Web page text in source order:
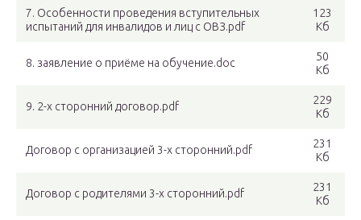
7. Особенности проведения вступительных
испытаний для инвалидов и лиц с ОВЗ.pdf
123
Кб
8. заявление о приёме на обучение.doc
50
Кб
9. 2-х сторонний договор.pdf
229
Кб
Договор с организацией 3-х сторонний.pdf
231
Кб
Договор с родителями 3-х сторонний.pdf
231
Кб